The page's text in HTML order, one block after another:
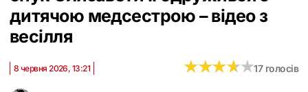
дитячою медсестрою – відео з
весілля
8 червня 2026, 13:21 ★★★★★
★★★★★17 голосів